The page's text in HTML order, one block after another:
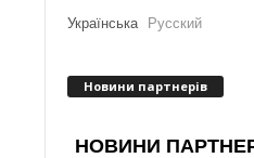
Українська Русский
Новини партнерів